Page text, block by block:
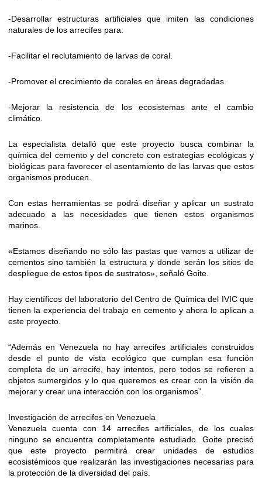
-Desarrollar estructuras artificiales que imiten las condiciones
naturales de los arrecifes para:
-Facilitar el reclutamiento de larvas de coral.
-Promover el crecimiento de corales en áreas degradadas.
-Mejorar la resistencia de los ecosistemas ante el cambio
climático.
La especialista detalló que este proyecto busca combinar la
química del cemento y del concreto con estrategias ecológicas y
biológicas para favorecer el asentamiento de las larvas que estos
organismos producen.
Con estas herramientas se podrá diseñar y aplicar un sustrato
adecuado a las necesidades que tienen estos organismos
marinos.
«Estamos diseñando no sólo las pastas que vamos a utilizar de
cementos sino también la estructura y donde serán los sitios de
despliegue de estos tipos de sustratos», señaló Goite.
Hay científicos del laboratorio del Centro de Química del IVIC que
tienen la experiencia del trabajo en cemento y ahora lo aplican a
este proyecto.
“Además en Venezuela no hay arrecifes artificiales construidos
desde el punto de vista ecológico que cumplan esa función
completa de un arrecife, hay intentos, pero todos se refieren a
objetos sumergidos y lo que queremos es crear con la visión de
mejorar y crear una interacción con los organismos”.
Investigación de arrecifes en Venezuela
Venezuela cuenta con 14 arrecifes artificiales, de los cuales
ninguno se encuentra completamente estudiado. Goite precisó
que este proyecto permitirá crear unidades de estudios
ecosistémicos que realizarán las investigaciones necesarias para
la protección de la diversidad del país.